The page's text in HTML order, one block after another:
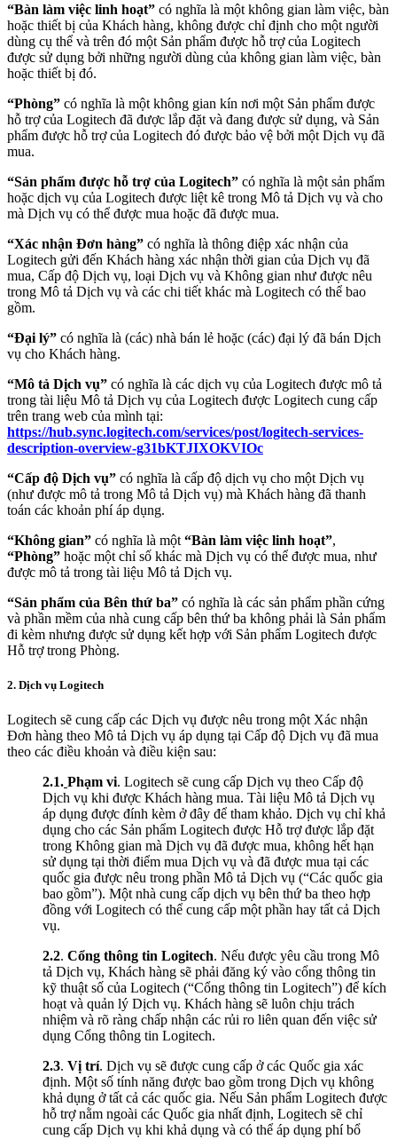
“Bàn làm việc linh hoạt” có nghĩa là một không gian làm việc, bàn
hoặc thiết bị của Khách hàng, không được chỉ định cho một người
dùng cụ thể và trên đó một Sản phẩm được hỗ trợ của Logitech
được sử dụng bởi những người dùng của không gian làm việc, bàn
hoặc thiết bị đó.
“Phòng” có nghĩa là một không gian kín nơi một Sản phẩm được
hỗ trợ của Logitech đã được lắp đặt và đang được sử dụng, và Sản
phẩm được hỗ trợ của Logitech đó được bảo vệ bởi một Dịch vụ đã
mua.
“Sản phẩm được hỗ trợ của Logitech” có nghĩa là một sản phẩm
hoặc dịch vụ của Logitech được liệt kê trong Mô tả Dịch vụ và cho
mà Dịch vụ có thể được mua hoặc đã được mua.
“Xác nhận Đơn hàng” có nghĩa là thông điệp xác nhận của
Logitech gửi đến Khách hàng xác nhận thời gian của Dịch vụ đã
mua, Cấp độ Dịch vụ, loại Dịch vụ và Không gian như được nêu
trong Mô tả Dịch vụ và các chi tiết khác mà Logitech có thể bao
gồm.
“Đại lý” có nghĩa là (các) nhà bán lẻ hoặc (các) đại lý đã bán Dịch
vụ cho Khách hàng.
“Mô tả Dịch vụ” có nghĩa là các dịch vụ của Logitech được mô tả
trong tài liệu Mô tả Dịch vụ của Logitech được Logitech cung cấp
trên trang web của mình tại:
https://hub.sync.logitech.com/services/post/logitech-services-
description-overview-g31bKTJIXOKVIOc
“Cấp độ Dịch vụ” có nghĩa là cấp độ dịch vụ cho một Dịch vụ
(như được mô tả trong Mô tả Dịch vụ) mà Khách hàng đã thanh
toán các khoản phí áp dụng.
“Không gian” có nghĩa là một “Bàn làm việc linh hoạt”,
“Phòng” hoặc một chỉ số khác mà Dịch vụ có thể được mua, như
được mô tả trong tài liệu Mô tả Dịch vụ.
“Sản phẩm của Bên thứ ba” có nghĩa là các sản phẩm phần cứng
và phần mềm của nhà cung cấp bên thứ ba không phải là Sản phẩm
đi kèm nhưng được sử dụng kết hợp với Sản phẩm Logitech được
Hỗ trợ trong Phòng.
2. Dịch vụ Logitech
Logitech sẽ cung cấp các Dịch vụ được nêu trong một Xác nhận
Đơn hàng theo Mô tả Dịch vụ áp dụng tại Cấp độ Dịch vụ đã mua
theo các điều khoản và điều kiện sau:
2.1. Phạm vi. Logitech sẽ cung cấp Dịch vụ theo Cấp độ
Dịch vụ khi được Khách hàng mua. Tài liệu Mô tả Dịch vụ
áp dụng được đính kèm ở đây để tham khảo. Dịch vụ chỉ khả
dụng cho các Sản phẩm Logitech được Hỗ trợ được lắp đặt
trong Không gian mà Dịch vụ đã được mua, không hết hạn
sử dụng tại thời điểm mua Dịch vụ và đã được mua tại các
quốc gia được nêu trong phần Mô tả Dịch vụ (“Các quốc gia
bao gồm”). Một nhà cung cấp dịch vụ bên thứ ba theo hợp
đồng với Logitech có thể cung cấp một phần hay tất cả Dịch
vụ.
2.2. Cổng thông tin Logitech. Nếu được yêu cầu trong Mô
tả Dịch vụ, Khách hàng sẽ phải đăng ký vào cổng thông tin
kỹ thuật số của Logitech (“Cổng thông tin Logitech”) để kích
hoạt và quản lý Dịch vụ. Khách hàng sẽ luôn chịu trách
nhiệm và rõ ràng chấp nhận các rủi ro liên quan đến việc sử
dụng Cổng thông tin Logitech.
2.3. Vị trí. Dịch vụ sẽ được cung cấp ở các Quốc gia xác
định. Một số tính năng được bao gồm trong Dịch vụ không
khả dụng ở tất cả các quốc gia. Nếu Sản phẩm Logitech được
hỗ trợ nằm ngoài các Quốc gia nhất định, Logitech sẽ chỉ
cung cấp Dịch vụ khi khả dụng và có thể áp dụng phí bổ